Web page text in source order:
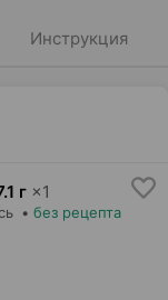
Инструкция
г ×1
• без рецепта